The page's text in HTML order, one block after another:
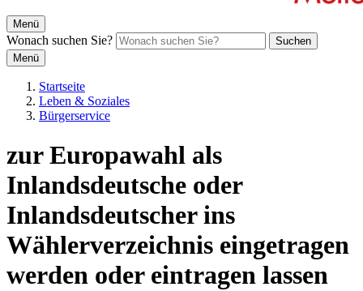
Menü
Wonach suchen Sie?
Suchen
Menü
Startseite
Leben & Soziales
Bürgerservice
zur Europawahl als
Inlandsdeutsche oder
Inlandsdeutscher ins
Wählerverzeichnis eingetragen
werden oder eintragen lassen